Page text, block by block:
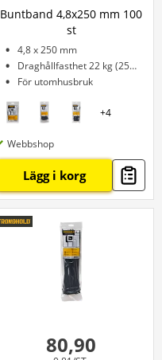
Buntband 4,8x250 mm 100
st
4,8 x 250 mm
Draghållfasthet 22 kg (250 N)
För utomhusbruk
+4
Webbshop
Lägg i korg
80,90